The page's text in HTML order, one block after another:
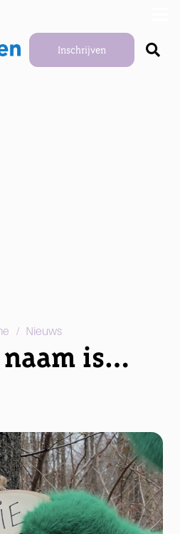
Inschrijven
/ Nieuws
naam is…